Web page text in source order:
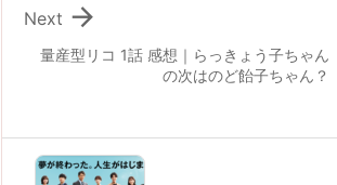
量産型リコ 1話 感想｜らっきょう子ちゃん
の次はのど飴子ちゃん？

Next